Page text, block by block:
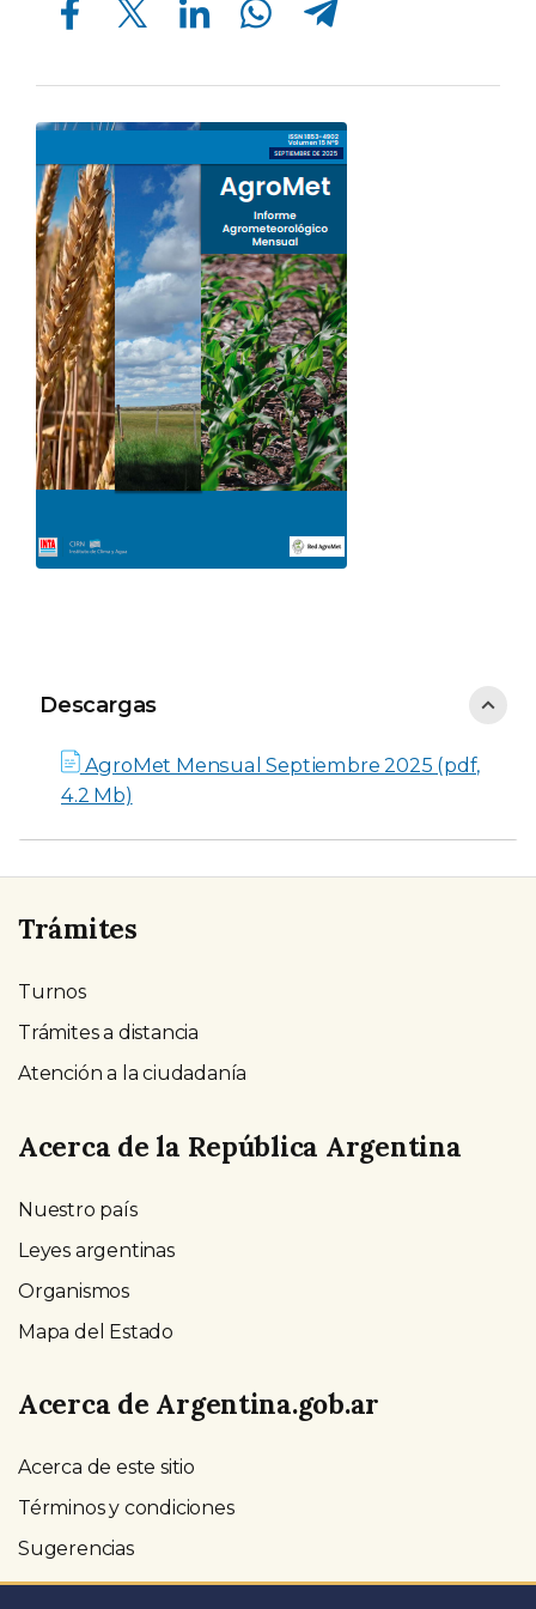
Descargas
Descargas
AgroMet Mensual Septiembre 2025 (pdf,
4.2 Mb)
Trámites
Turnos
Trámites a distancia
Atención a la ciudadanía
Acerca de la República Argentina
Nuestro país
Leyes argentinas
Organismos
Mapa del Estado
Acerca de Argentina.gob.ar
Acerca de este sitio
Términos y condiciones
Sugerencias